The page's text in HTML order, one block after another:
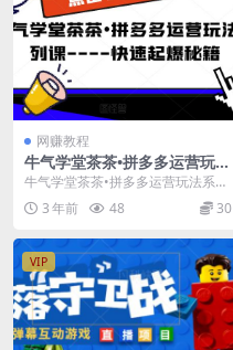
网赚教程
牛气学堂茶茶•拼多多运营玩法
系列课—-快速起爆秘籍
牛气学堂茶茶•拼多多运营玩法系列
课—-快速起爆秘籍 课程内容： 1-...
3 年前 48 30
VIP